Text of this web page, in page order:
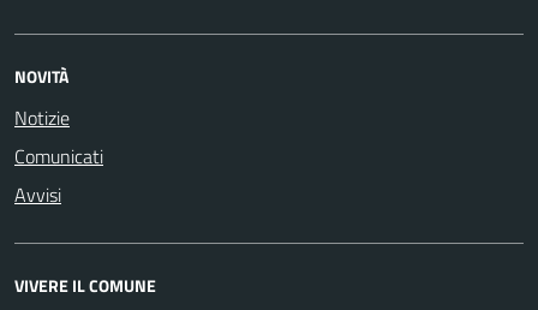
NOVITÀ
Notizie
Comunicati
Avvisi
VIVERE IL COMUNE